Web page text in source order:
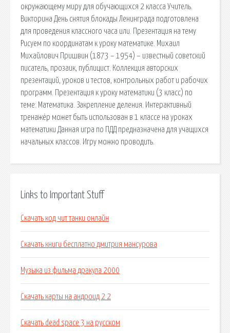
окружающему миру для обучающихся 2 класса Учитель.
Викторина День снятия блокады Ленинграда подготовлена
для проведения классного часа или. Презентация на тему
Рисуем по координатам к уроку математике. Михаил
Михайлович Пришвин (1873 – 1954) – известный советский
писатель, прозаик, публицист. Коллекция авторских
презентаций, уроков и тестов, контрольных работ и рабочих
программ. Презентация к уроку математики (3 класс) по
теме: Математика. Закрепление деления. Интерактивный
тренажёр может быть использован в 1 классе на уроках
математики Данная игра по ПДД предназначена для учащихся
начальных классов. Игру можно проводить.
Links to Important Stuff
Скачать код чит танки онлайн
Скачать книги бесплатно дмитрия мансурова
Музыка из фильма дракула 2000
Скачать карты на андроид 2 2
Скачать dead space 3 на русском